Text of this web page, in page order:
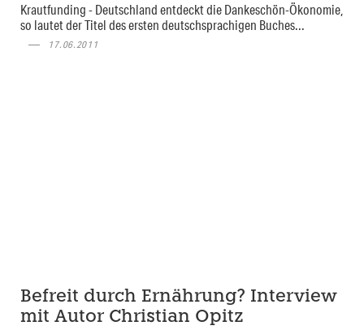
Krautfunding - Deutschland entdeckt die Dankeschön-Ökonomie,
so lautet der Titel des ersten deutschsprachigen Buches...
17.06.2011
Befreit durch Ernährung? Interview
mit Autor Christian Opitz